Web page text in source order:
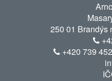
250 01 Brandýs
+420 739